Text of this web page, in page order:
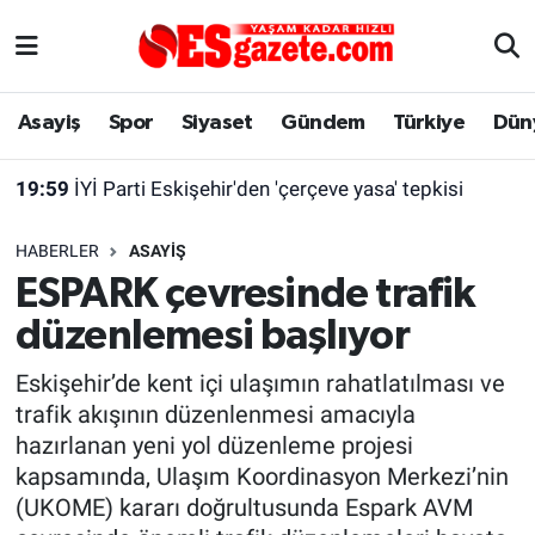
Asayiş Spor Siyaset Gündem Türkiye
19:59 İYİ Parti Eskişehir'den 'çerçeve yasa' tepkisi
HABERLER ASAYIŞ
ESPARK çevresinde trafik
düzenlemesi başlıyor
Eskişehir’de kent içi ulaşımın rahatlatılması ve
trafik akışının düzenlenmesi amacıyla
hazırlanan yeni yol düzenleme projesi
kapsamında, Ulaşım Koordinasyon Merkezi’nin
(UKOME) kararı doğrultusunda Espark AVM
Asayiş
Gündem
Türkiye
Dünya
Sağlık
Alış-Veriş/İş dünyası
Yaşam
Eskişehirspor Arşivi
Eskişehir Arşivi
Röportaj
Ekonomi
Kültür Sanat
Eskişehir Nöbetçi Eczaneler
Süper Lig Puan Durumu ve Fikstür
Tüm Manşetler
Son Dakika Haberleri
Haber Arşivi